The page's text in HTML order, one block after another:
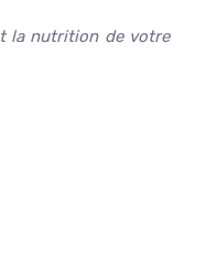
la nutrition de votre